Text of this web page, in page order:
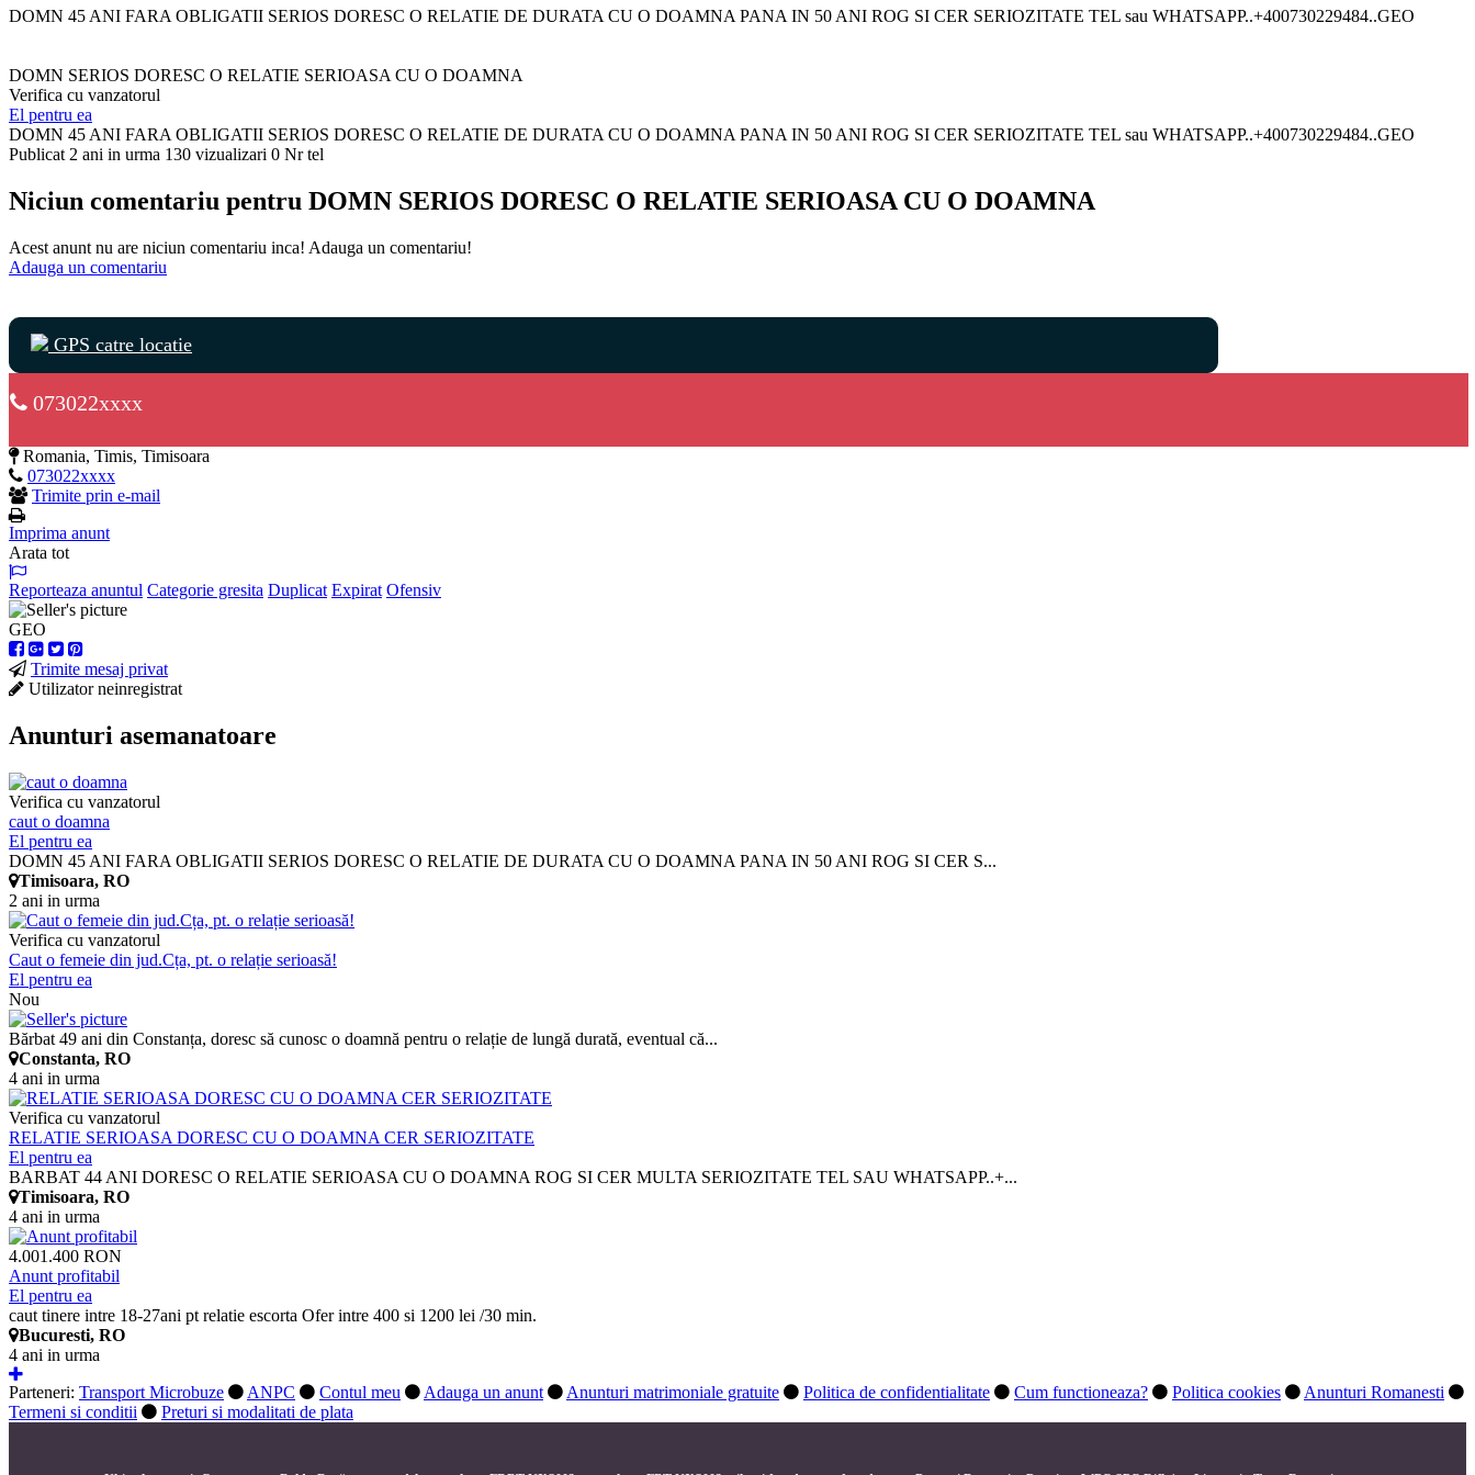
DOMN 45 ANI FARA OBLIGATII SERIOS DORESC O RELATIE DE DURATA CU O DOAMNA PANA IN 50 ANI ROG SI CER SERIOZITATE TEL sau WHATSAPP..+400730229484..GEO
DOMN SERIOS DORESC O RELATIE SERIOASA CU O DOAMNA
Verifica cu vanzatorul
El pentru ea
DOMN 45 ANI FARA OBLIGATII SERIOS DORESC O RELATIE DE DURATA CU O DOAMNA PANA IN 50 ANI ROG SI CER SERIOZITATE TEL sau WHATSAPP..+400730229484..GEO
Publicat 2 ani in urma 130 vizualizari 0 Nr tel
Niciun comentariu pentru DOMN SERIOS DORESC O RELATIE SERIOASA CU O DOAMNA
Acest anunt nu are niciun comentariu inca! Adauga un comentariu!
Adauga un comentariu
GPS catre locatie
073022xxxx
Romania, Timis, Timisoara
073022xxxx
Trimite prin e-mail
Imprima anunt
Arata tot
Reporteaza anuntul Categorie gresita Duplicat Expirat Ofensiv
GEO
Trimite mesaj privat
Utilizator neinregistrat
Anunturi asemanatoare
Verifica cu vanzatorul
caut o doamna
El pentru ea
DOMN 45 ANI FARA OBLIGATII SERIOS DORESC O RELATIE DE DURATA CU O DOAMNA PANA IN 50 ANI ROG SI CER S...
Timisoara, RO
2 ani in urma
Verifica cu vanzatorul
Caut o femeie din jud.Cța, pt. o relație serioasă!
El pentru ea
Nou
Bărbat 49 ani din Constanța, doresc să cunosc o doamnă pentru o relație de lungă durată, eventual că...
Constanta, RO
4 ani in urma
Verifica cu vanzatorul
RELATIE SERIOASA DORESC CU O DOAMNA CER SERIOZITATE
El pentru ea
BARBAT 44 ANI DORESC O RELATIE SERIOASA CU O DOAMNA ROG SI CER MULTA SERIOZITATE TEL SAU WHATSAPP..+...
Timisoara, RO
4 ani in urma
4.001.400 RON
Anunt profitabil
El pentru ea
caut tinere intre 18-27ani pt relatie escorta Ofer intre 400 si 1200 lei /30 min.
Bucuresti, RO
4 ani in urma
Parteneri: Transport Microbuze ANPC Contul meu Adauga un anunt Anunturi matrimoniale gratuite Politica de confidentialitate Cum functioneaza? Politica cookies
Anunturi Romanesti
Termeni si conditii
Preturi si modalitati de plata